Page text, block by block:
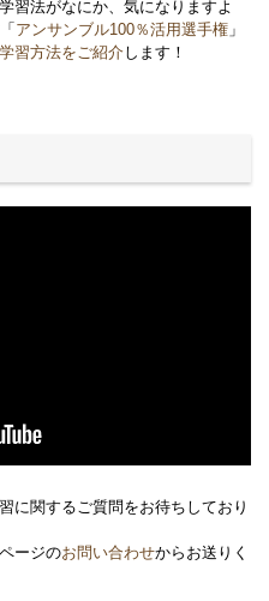
習法がなにか、気になりますよ
アンサンブル100％活用選手権 」
習方法をご紹介します！
に関するご質問をお待ちしており
ージのお問い合わせからお送りく